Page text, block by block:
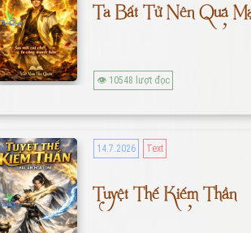
Ta Bất Tử Nên Quá
👁 10548 lượt đọc
14.7.2026 Text
Tuyệt Thế Kiếm Thần